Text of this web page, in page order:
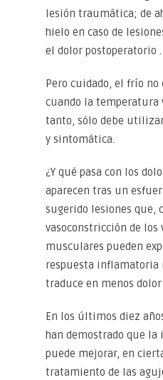
lesión traumática; de
hielo en caso de
el dolor postoperatorio .
Pero cuidado, el frío
cuando la temperatura
tanto, sólo debe
y sintomática.
¿Y qué pasa con los
aparecen tras un
sugerido lesiones que,
vasoconstricción de los
musculares pueden
respuesta inflamatoria
traduce en menos
En los últimos diez
han demostrado que
puede mejorar, en
tratamiento de las